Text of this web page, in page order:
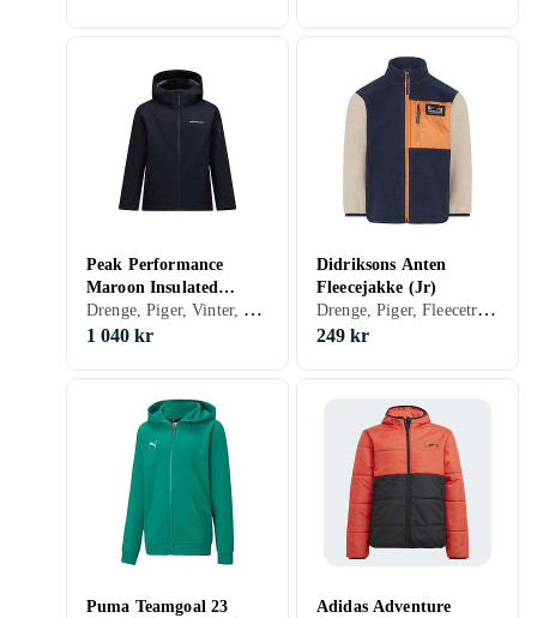
Peak Performance
Maroon Insulated
Jacket (Jr)
Drenge, Piger, Vinter, Forår/efterår, Skijakke, 170, 150, 160, 130, 140
1 040 kr
Didriksons Anten
Fleecejakke (Jr)
Drenge, Piger, Fleecetrøjer, 128, 130, 140, 90, 100, 110
249 kr
Puma Teamgoal 23
Adidas Adventure